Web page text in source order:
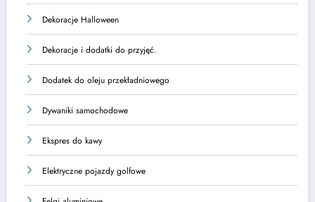
Dekoracje Halloween
Dekoracje i dodatki do przyjęć.
Dodatek do oleju przekładniowego
Dywaniki samochodowe
Ekspres do kawy
Elektryczne pojazdy golfowe